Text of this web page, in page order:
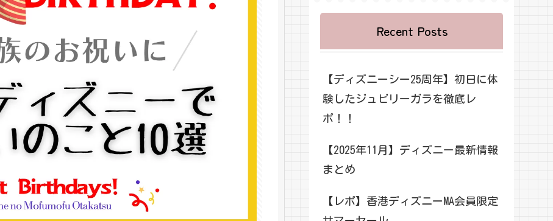
Recent Posts
【ディズニーシー25周年】初日に体
験したジュビリーガラを徹底レ
ポ！！
【2025年11月】ディズニー最新情報
まとめ
【レポ】香港ディズニーMA会員限定